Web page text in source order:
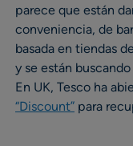
parece que están
conveniencia, de
basada en tiendas
y se están
En UK, Tesco ha
“Discount” para